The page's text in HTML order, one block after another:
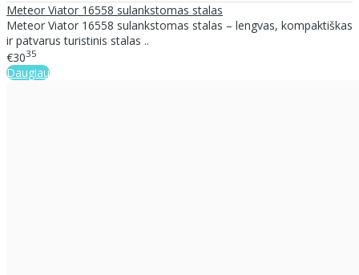
Meteor Viator 16558 sulankstomas stalas
Meteor Viator 16558 sulankstomas stalas – lengvas, kompaktiškas
ir patvarus turistinis stalas ..
€3035
Daugiau